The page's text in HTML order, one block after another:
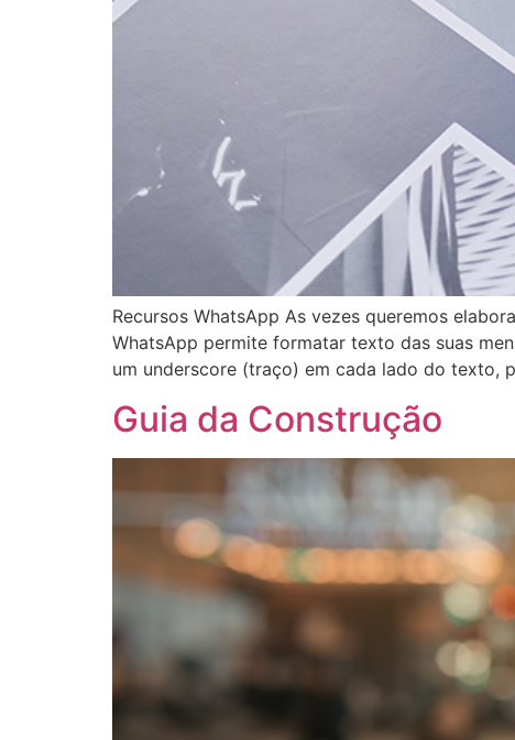
Recursos WhatsApp As vezes queremos
WhatsApp permite formatar texto das suas
um underscore (traço) em cada lado do texto,
Guia da Construção